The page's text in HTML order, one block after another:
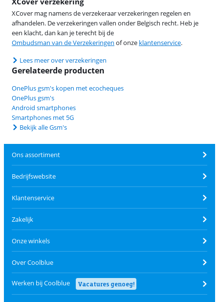
XCover mag namens de verzekeraar verzekeringen regelen en
afhandelen. De verzekeringen vallen onder Belgisch recht. Heb je
een klacht, dan kan je terecht bij de
Ombudsman van de Verzekeringen of onze klantenservice.
Lees meer over verzekeringen
Gerelateerde producten
OnePlus gsm's kopen met ecocheques
OnePlus gsm's
Android smartphones
Smartphones met 5G
Bekijk alle Gsm's
Ons assortiment
Bedrijfswebsite
Klantenservice
Zakelijk
Onze winkels
Over Coolblue
Werken bij Coolblue Vacatures genoeg!